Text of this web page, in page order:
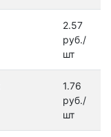
2.57
руб./
шт
1.76
руб./
шт